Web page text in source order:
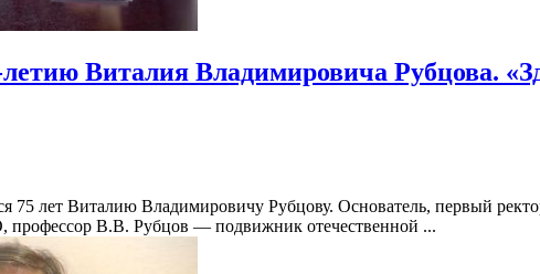
Виталия Владимировича Рубцова.
75 лет Виталию Владимировичу Рубцову. Основатель, первый
профессор В.В. Рубцов — подвижник отечественной ...